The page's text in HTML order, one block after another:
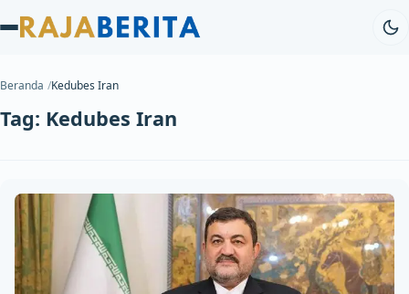
Beranda Kedubes Iran
Tag: Kedubes Iran